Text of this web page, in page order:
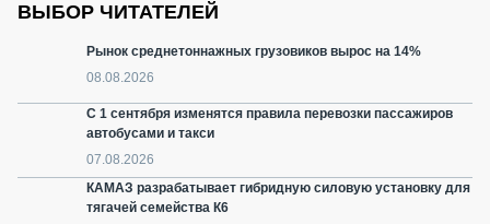
ВЫБОР ЧИТАТЕЛЕЙ
Рынок среднетоннажных грузовиков вырос на 14%
08.08.2026
С 1 сентября изменятся правила перевозки пассажиров
автобусами и такси
07.08.2026
КАМАЗ разрабатывает гибридную силовую установку для
тягачей семейства К6